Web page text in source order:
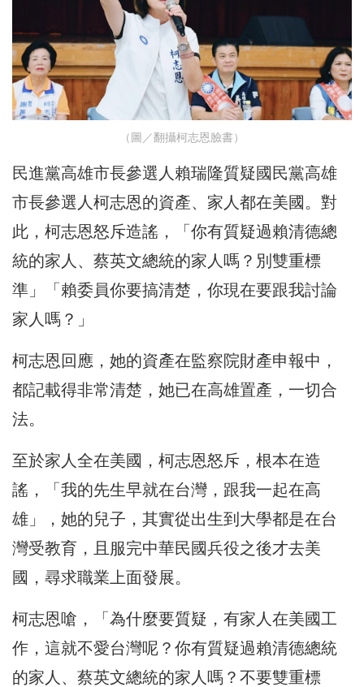
（圖／翻攝柯志恩臉書）
民進黨高雄市長參選人賴瑞隆質疑國民黨高雄
市長參選人柯志恩的資產、家人都在美國。對
此，柯志恩怒斥造謠，「你有質疑過賴清德總
統的家人、蔡英文總統的家人嗎？別雙重標
準」「賴委員你要搞清楚，你現在要跟我討論
家人嗎？」
柯志恩回應，她的資產在監察院財產申報中，
都記載得非常清楚，她已在高雄置產，一切合
法。
至於家人全在美國，柯志恩怒斥，根本在造
謠，「我的先生早就在台灣，跟我一起在高
雄」，她的兒子，其實從出生到大學都是在台
灣受教育，且服完中華民國兵役之後才去美
國，尋求職業上面發展。
柯志恩嗆，「為什麼要質疑，有家人在美國工
作，這就不愛台灣呢？你有質疑過賴清德總統
的家人、蔡英文總統的家人嗎？不要雙重標